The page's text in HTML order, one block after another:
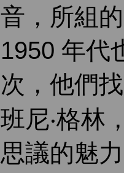
音，所組
1950 年代
次，他們
班尼‧格林
思議的魅